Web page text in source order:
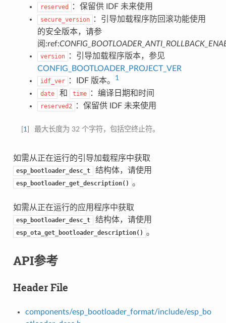
reserved ：保留供 IDF 未来使用
secure_version
：引导加载程序防回滚功能使用
的安全版本，请参
阅:ref:
version
：引导加载程序版本，参见
CONFIG_BOOTLOADER_PROJECT_VER
idf_ver ：IDF 版本。 1
date 和 time ：编译日期和时间
reserved2 ：保留供 IDF 未来使用
1 最大长度为 32 个字符，包括空终止符。
如需从正在运行的引导加载程序中获取
esp_bootloader_desc_t 结构体，请使用
esp_bootloader_get_description() 。
如需从正在运行的应用程序中获取
esp_bootloader_desc_t 结构体，请使用
esp_ota_get_bootloader_description() 。
API参考
Header File
components/esp_bootloader_format/include/esp_bo